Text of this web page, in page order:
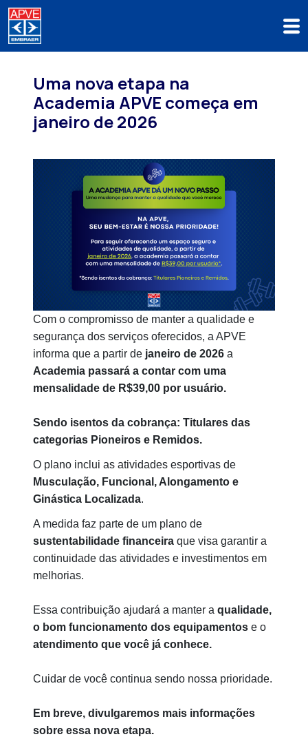
Uma nova etapa na
Academia APVE começa em
janeiro de 2026
Com o compromisso de manter a qualidade e
segurança dos serviços oferecidos, a APVE
informa que a partir de janeiro de 2026 a
Academia passará a contar com uma
mensalidade de R$39,00 por usuário.
Sendo isentos da cobrança: Titulares das
categorias Pioneiros e Remidos.
O plano inclui as atividades esportivas de
Musculação, Funcional, Alongamento e
Ginástica Localizada.
A medida faz parte de um plano de
sustentabilidade financeira que visa garantir a
continuidade das atividades e investimentos em
melhorias.
Essa contribuição ajudará a manter a qualidade,
o bom funcionamento dos equipamentos e o
atendimento que você já conhece.
Cuidar de você continua sendo nossa prioridade.
Em breve, divulgaremos mais informações
sobre essa nova etapa.